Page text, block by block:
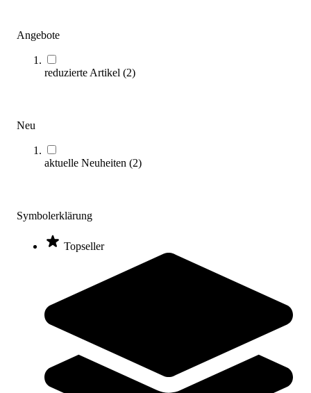
Angebote
reduzierte Artikel (2)
Neu
aktuelle Neuheiten (2)
Symbolerklärung
Topseller
TOGU® Tower Zugapparat Set, Theragym
689,00 €
Sofort lieferbar
TOGU® JumpStep
314,00 €